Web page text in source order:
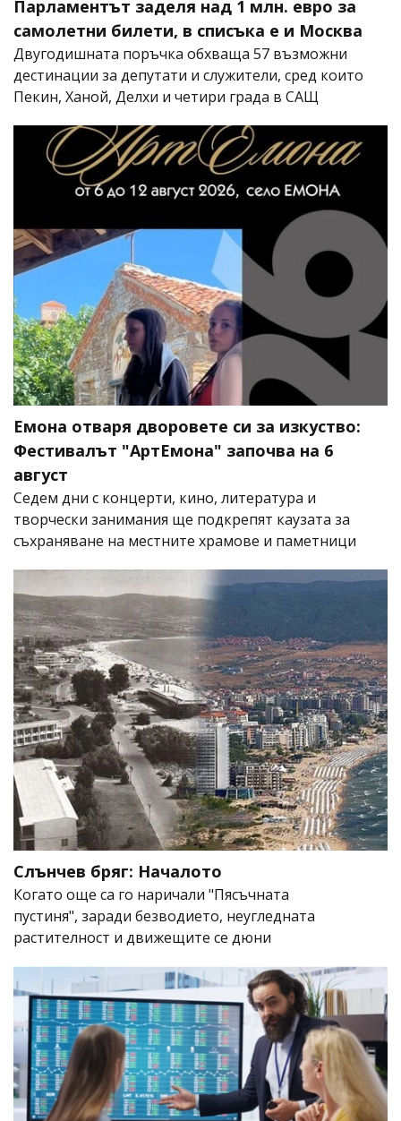
Парламентът заделя над 1 млн. евро за
самолетни билети, в списъка е и Москва
Двугодишната поръчка обхваща 57 възможни
дестинации за депутати и служители, сред които
Пекин, Ханой, Делхи и четири града в САЩ
Емона отваря дворовете си за изкуство:
Фестивалът "АртЕмона" започва на 6
август
Седем дни с концерти, кино, литература и
творчески занимания ще подкрепят каузата за
съхраняване на местните храмове и паметници
Слънчев бряг: Началото
Когато още са го наричали "Пясъчната
пустиня", заради безводието, неугледната
растителност и движещите се дюни